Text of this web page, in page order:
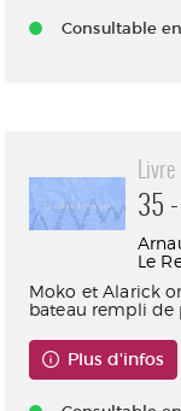
Consultable
35 -
Le
Moko et Alarick
bateau rempli de
Plus d'infos